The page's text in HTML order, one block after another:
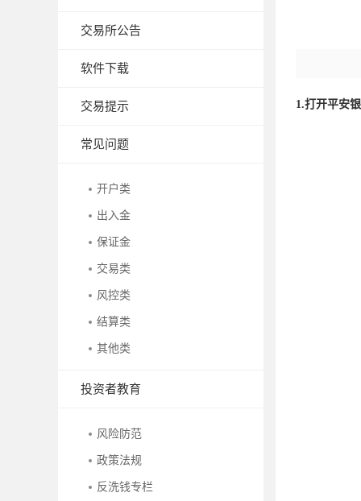
交易所公告
软件下载
交易提示
常见问题
开户类
出入金
保证金
交易类
风控类
结算类
其他类
投资者教育
风险防范
政策法规
反洗钱专栏
1.打开平安